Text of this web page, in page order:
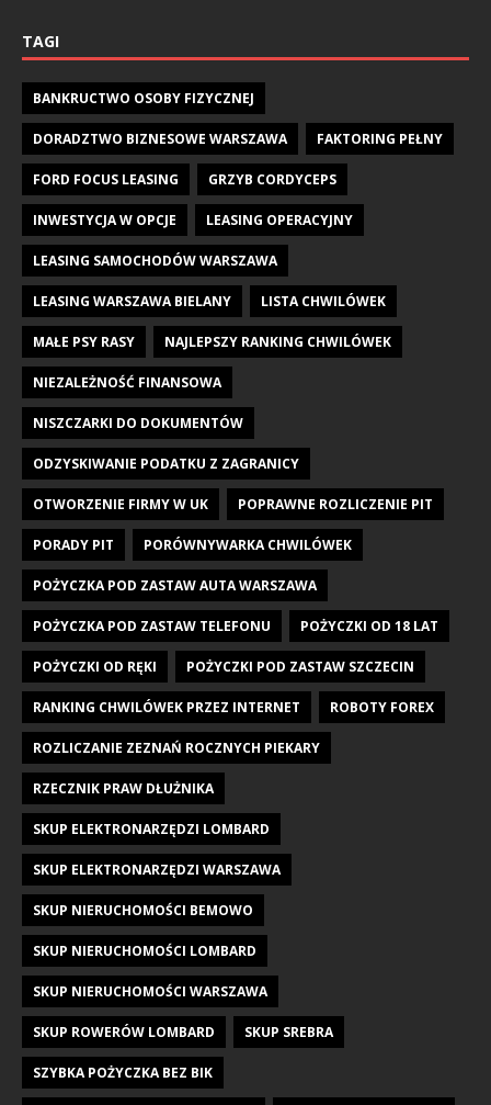
TAGI
BANKRUCTWO OSOBY FIZYCZNEJ
DORADZTWO BIZNESOWE WARSZAWA FAKTORING PEŁNY
FORD FOCUS LEASING GRZYB CORDYCEPS
INWESTYCJA W OPCJE LEASING OPERACYJNY
LEASING SAMOCHODÓW WARSZAWA
LEASING WARSZAWA BIELANY LISTA CHWILÓWEK
MAŁE PSY RASY NAJLEPSZY RANKING CHWILÓWEK
NIEZALEŻNOŚĆ FINANSOWA
NISZCZARKI DO DOKUMENTÓW
ODZYSKIWANIE PODATKU Z ZAGRANICY
OTWORZENIE FIRMY W UK POPRAWNE ROZLICZENIE PIT
PORADY PIT PORÓWNYWARKA CHWILÓWEK
POŻYCZKA POD ZASTAW AUTA WARSZAWA
POŻYCZKA POD ZASTAW TELEFONU POŻYCZKI OD 18 LAT
POŻYCZKI OD RĘKI POŻYCZKI POD ZASTAW SZCZECIN
RANKING CHWILÓWEK PRZEZ INTERNET ROBOTY FOREX
ROZLICZANIE ZEZNAŃ ROCZNYCH PIEKARY
RZECZNIK PRAW DŁUŻNIKA
SKUP ELEKTRONARZĘDZI LOMBARD
SKUP ELEKTRONARZĘDZI WARSZAWA
SKUP NIERUCHOMOŚCI BEMOWO
SKUP NIERUCHOMOŚCI LOMBARD
SKUP NIERUCHOMOŚCI WARSZAWA
SKUP ROWERÓW LOMBARD SKUP SREBRA
SZYBKA POŻYCZKA BEZ BIK